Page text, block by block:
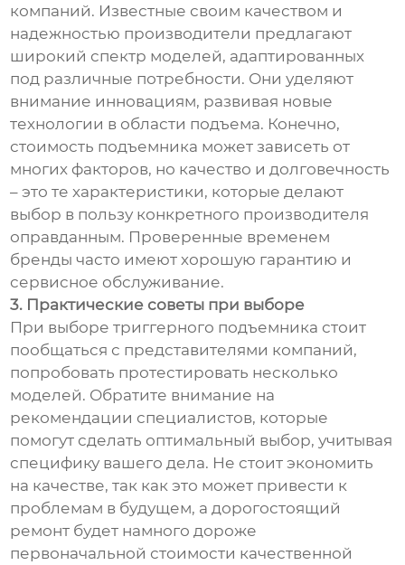
компаний. Известные своим качеством и
надежностью производители предлагают
широкий спектр моделей, адаптированных
под различные потребности. Они уделяют
внимание инновациям, развивая новые
технологии в области подъема. Конечно,
стоимость подъемника может зависеть от
многих факторов, но качество и долговечность
– это те характеристики, которые делают
выбор в пользу конкретного производителя
оправданным. Проверенные временем
бренды часто имеют хорошую гарантию и
сервисное обслуживание.
3. Практические советы при выборе
При выборе триггерного подъемника стоит
пообщаться с представителями компаний,
попробовать протестировать несколько
моделей. Обратите внимание на
рекомендации специалистов, которые
помогут сделать оптимальный выбор, учитывая
специфику вашего дела. Не стоит экономить
на качестве, так как это может привести к
проблемам в будущем, а дорогостоящий
ремонт будет намного дороже
первоначальной стоимости качественной